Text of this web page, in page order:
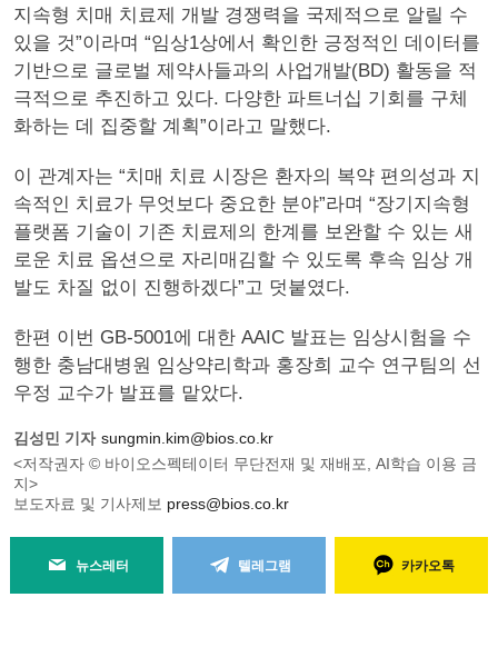
지속형 치매 치료제 개발 경쟁력을 국제적으로 알릴 수
있을 것”이라며 “임상1상에서 확인한 긍정적인 데이터를
기반으로 글로벌 제약사들과의 사업개발(BD) 활동을 적
극적으로 추진하고 있다. 다양한 파트너십 기회를 구체
화하는 데 집중할 계획”이라고 말했다.
이 관계자는 “치매 치료 시장은 환자의 복약 편의성과 지
속적인 치료가 무엇보다 중요한 분야”라며 “장기지속형
플랫폼 기술이 기존 치료제의 한계를 보완할 수 있는 새
로운 치료 옵션으로 자리매김할 수 있도록 후속 임상 개
발도 차질 없이 진행하겠다”고 덧붙였다.
한편 이번 GB-5001에 대한 AAIC 발표는 임상시험을 수
행한 충남대병원 임상약리학과 홍장희 교수 연구팀의 선
우정 교수가 발표를 맡았다.
김성민 기자 sungmin.kim@bios.co.kr
<저작권자 © 바이오스펙테이터 무단전재 및 재배포, AI학습 이용 금
지>
보도자료 및 기사제보 press@bios.co.kr
뉴스레터 텔레그램 카카오톡